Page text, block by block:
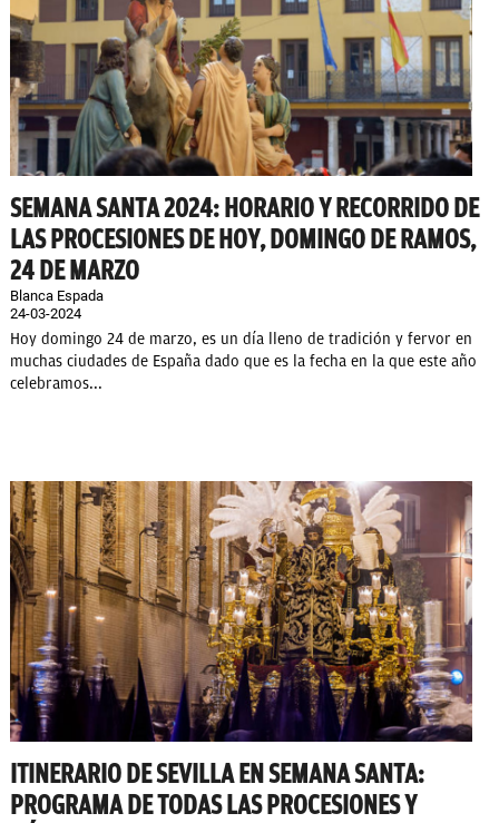
SEMANA SANTA 2024: HORARIO Y RECORRIDO DE
LAS PROCESIONES DE HOY, DOMINGO DE RAMOS,
24 DE MARZO
Blanca Espada
24-03-2024
Hoy domingo 24 de marzo, es un día lleno de tradición y fervor en
muchas ciudades de España dado que es la fecha en la que este año
celebramos...
ITINERARIO DE SEVILLA EN SEMANA SANTA:
PROGRAMA DE TODAS LAS PROCESIONES Y